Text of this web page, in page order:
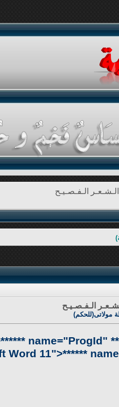
الـفـصـيـح
الـفـصـيـح
مولاتى(للحكم)
name="ProgId"
11">******